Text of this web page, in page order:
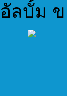
อัลบั้ม